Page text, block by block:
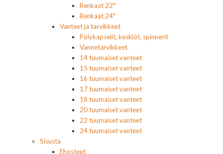
Renkaat 22"
Renkaat 24"
Vanteet ja tarvikkeet
Pölykapselit, keskiöt, spinnerit
Vannetarvikkeet
14 tuumaiset vanteet
15 tuumaiset vanteet
16 tuumaiset vanteet
17 tuumaiset vanteet
18 tuumaiset vanteet
20 tuumaiset vanteet
22 tuumaiset vanteet
24 tuumaiset vanteet
Sisusta
Ehosteet